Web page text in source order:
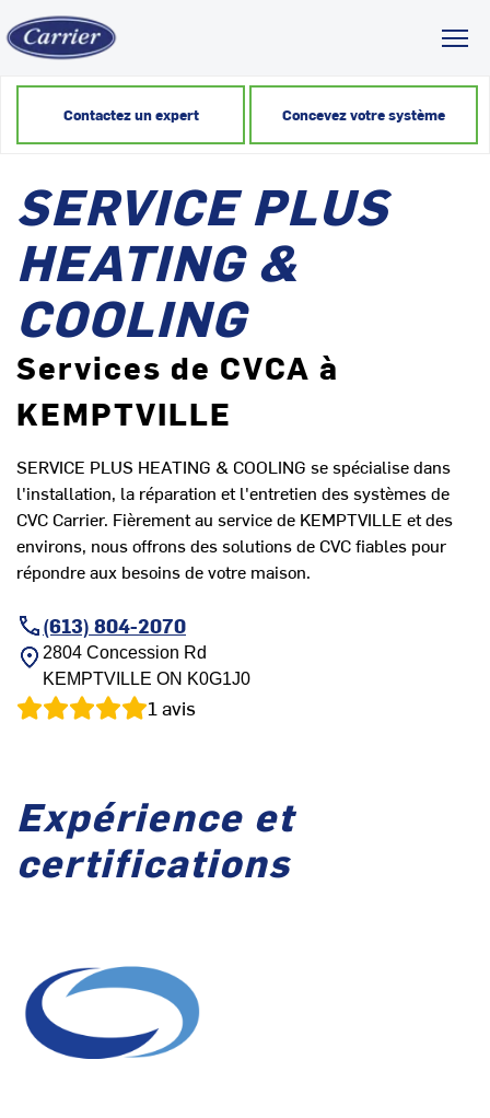
Contactez un expert Concevez votre système
SERVICE PLUS
HEATING &
COOLING
Services de CVCA à
KEMPTVILLE
SERVICE PLUS HEATING & COOLING se spécialise dans
l'installation, la réparation et l'entretien des systèmes de
CVC Carrier. Fièrement au service de KEMPTVILLE et des
environs, nous offrons des solutions de CVC fiables pour
répondre aux besoins de votre maison.
(613) 804-2070
2804 Concession Rd
KEMPTVILLE ON K0G1J0
1avis
Expérience et
certifications